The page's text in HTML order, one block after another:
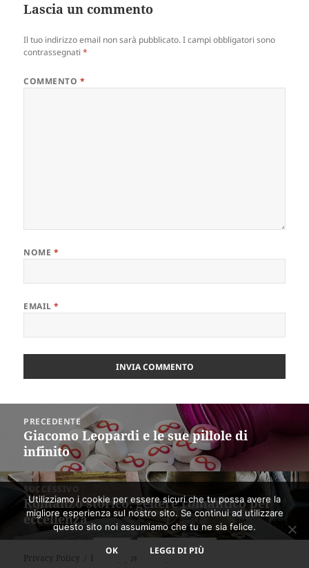
Lascia un commento
Il tuo indirizzo email non sarà pubblicato. I campi obbligatori sono
contrassegnati*
COMMENTO *
NOME *
EMAIL*
articoliPRECEDENTE
Articolo
precedente:
Giacomo Leopardi e le sue pillole di
infinito
SUCCESSIVO
Articolo
successivo:
Romanzo storico: genere romantico per
eccellenza
Privacy Policy Proudly powered by WordPress
Utilizziamo i cookie per essere sicuri che tu possa avere la
migliore esperienza sul nostro sito. Se continui ad utilizzare
questo sito noi assumiamo che tu ne sia felice.
OK LEGGI DI PIÙ